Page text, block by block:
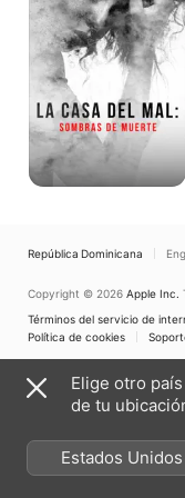
mal:
sombras
de
muerte
República Dominicana
Copyright © 2026 Apple Inc.
Términos del servicio de
Política de cookies
Elige otro
de tu
Estados
México)